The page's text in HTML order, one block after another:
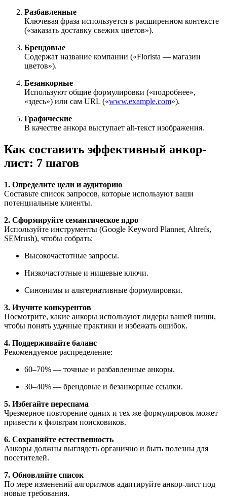
Разбавленные
Ключевая фраза используется в расширенном контексте
(«заказать доставку свежих цветов»).
Брендовые
Содержат название компании («Florista — магазин
цветов»).
Безанкорные
Используют общие формулировки («подробнее»,
«здесь») или сам URL («www.example.com»).
Графические
В качестве анкора выступает alt-текст изображения.
Как составить эффективный анкор-
лист: 7 шагов
1. Определите цели и аудиторию
Составьте список запросов, которые используют ваши
потенциальные клиенты.
2. Сформируйте семантическое ядро
Используйте инструменты (Google Keyword Planner, Ahrefs,
SEMrush), чтобы собрать:
Высокочастотные запросы.
Низкочастотные и нишевые ключи.
Синонимы и альтернативные формулировки.
3. Изучите конкурентов
Посмотрите, какие анкоры используют лидеры вашей ниши,
чтобы понять удачные практики и избежать ошибок.
4. Поддерживайте баланс
Рекомендуемое распределение:
60–70% — точные и разбавленные анкоры.
30–40% — брендовые и безанкорные ссылки.
5. Избегайте переспама
Чрезмерное повторение одних и тех же формулировок может
привести к фильтрам поисковиков.
6. Сохраняйте естественность
Анкоры должны выглядеть органично и быть полезны для
посетителей.
7. Обновляйте список
По мере изменений алгоритмов адаптируйте анкор-лист под
новые требования.